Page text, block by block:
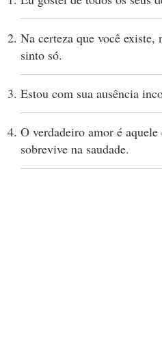
Na certeza que você existe,
sinto só.
Estou com sua ausência
O verdadeiro amor é
sobrevive na saudade.